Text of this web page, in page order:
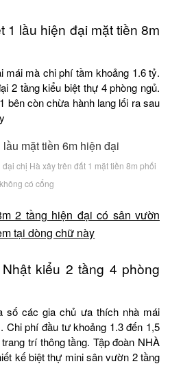
1 lầu hiện đại mặt tiền 8m
mái mà chi phí tầm khoảng 1.6 tỷ.
2 tầng kiểu biệt thự 4 phòng ngủ.
bên còn chừa hành lang lối ra sau
chị Hà xây trên đất 1 mặt tiền 8m phối
có cổng
2 tầng hiện đại có sân vườn
tại dòng chữ này
kiểu 2 tầng 4 phòng
số các gia chủ ưa thích nhà mái
Chi phí đầu tư khoảng 1.3 đến 1,5
trí thông tầng. Tập đoàn NHÀ
kế biệt thự mini sân vườn 2 tầng